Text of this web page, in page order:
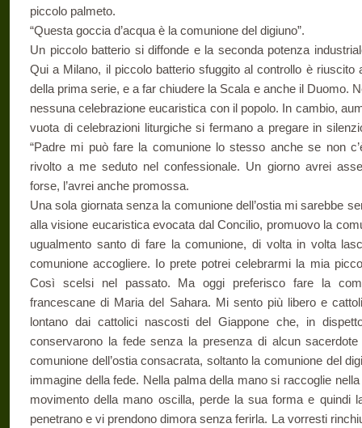
piccolo palmeto.
“Questa goccia d’acqua è la comunione del digiuno”.
Un piccolo batterio si diffonde e la seconda potenza
Qui a Milano, il piccolo batterio sfuggito al controllo è
della prima serie, e a far chiudere la Scala e anche il Duomo.
nessuna celebrazione eucaristica con il popolo. In cambio,
vuota di celebrazioni liturgiche si fermano a pregare in
“Padre mi può fare la comunione lo stesso anche se non
rivolto a me seduto nel confessionale. Un giorno avrei
forse, l’avrei anche promossa.
Una sola giornata senza la comunione dell’ostia mi sarebbe
alla visione eucaristica evocata dal Concilio, promuovo la
ugualmento santo di fare la comunione, di volta in volta
comunione accogliere. Io prete potrei celebrarmi la mia
Così scelsi nel passato. Ma oggi preferisco fare la
francescane di Maria del Sahara. Mi sento più libero e
lontano dai cattolici nascosti del Giappone che, in
conservarono la fede senza la presenza di alcun
comunione dell’ostia consacrata, soltanto la comunione del
immagine della fede. Nella palma della mano si raccoglie
movimento della mano oscilla, perde la sua forma e quindi
penetrano e vi prendono dimora senza ferirla. La vorresti